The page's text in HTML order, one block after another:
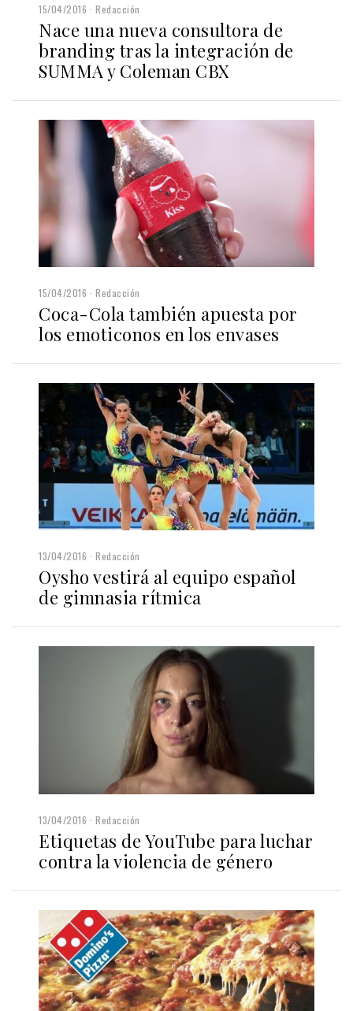
15/04/2016 Redacción
Nace una nueva consultora de
branding tras la integración de
SUMMA y Coleman CBX
15/04/2016 Redacción
Coca-Cola también apuesta por
los emoticonos en los envases
13/04/2016 Redacción
Oysho vestirá al equipo español
de gimnasia rítmica
13/04/2016 Redacción
Etiquetas de YouTube para luchar
contra la violencia de género